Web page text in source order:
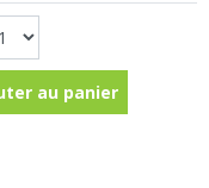
au panier